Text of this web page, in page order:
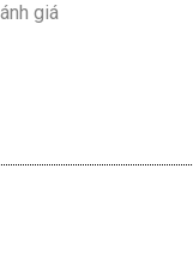
giá